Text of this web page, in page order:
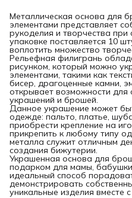
Металлическая основа для
элементами представляет
рукоделия и творчества
упаковке поставляется 10
воплотить множество
Рельефная филигрань
рисунком, который можно
элементами, такими как
бисер, драгоценные камни,
открывает возможности для
украшений и брошей.
Данное украшение может
одежде: пальто, платье,
приобрести крепление на
прикрепить к любому типу
металла служит отличным
создания бижутерии.
Украшенная основа для
подарком для мамы,
идеальный способ
демонстрировать
уникальные изделия вместе